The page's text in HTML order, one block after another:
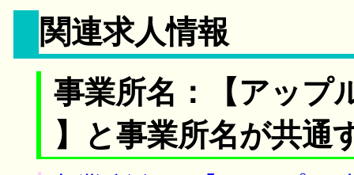
関連求人情報
事業所名：【アッ
】と事業所名が共通